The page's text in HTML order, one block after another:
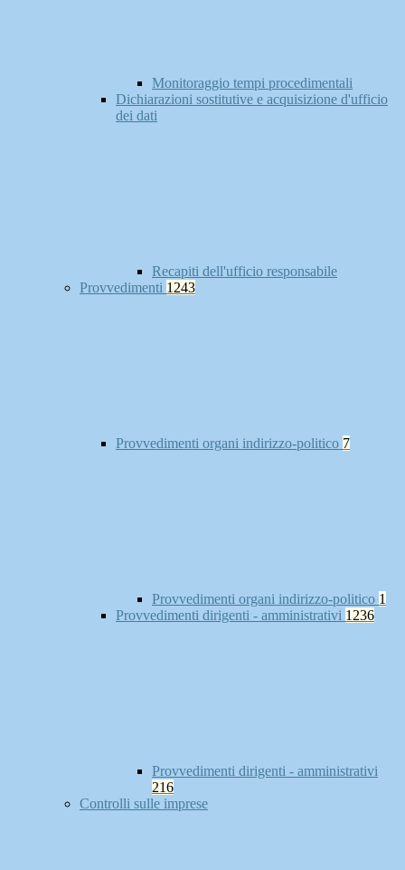
Monitoraggio tempi procedimentali
Dichiarazioni sostitutive e acquisizione d'ufficio
dei dati
Recapiti dell'ufficio responsabile
Provvedimenti 1243
Provvedimenti organi indirizzo-politico 7
Provvedimenti organi indirizzo-politico 1
Provvedimenti dirigenti - amministrativi 1236
Provvedimenti dirigenti - amministrativi
216
Controlli sulle imprese